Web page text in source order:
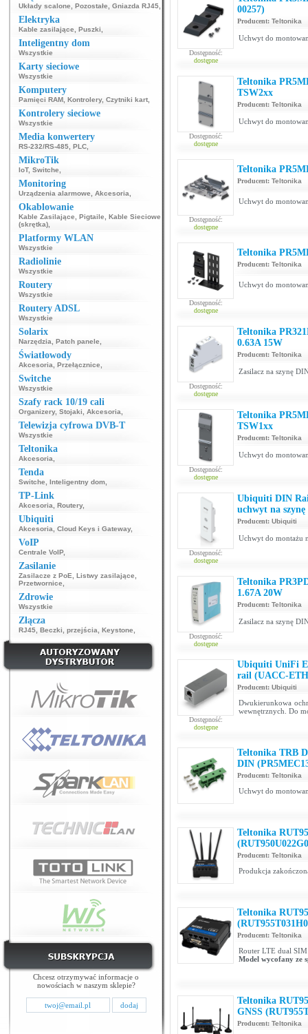
Układy scalone Pozostałe Gniazda RJ45
Elektryka
Kable zasilające Puszki
Inteligentny dom
Wszystkie
Karty sieciowe
Wszystkie
Komputery
Pamięci RAM Kontrolery, Czytniki kart
Kontrolery sieciowe
Wszystkie
Media konwertery
RS-232/RS-485 PLC
MikroTik
IoT, Switche
Monitoring
Urządzenia alarmowe Akcesoria
Okablowanie
Kable Zasilające Pigtaile
Kable Sieciowe
(skrętka)
Platformy WLAN
Wszystkie
Radiolinie
Wszystkie
Routery
Wszystkie
Routery ADSL
Wszystkie
Solarix
Narzędzia Patch panele
Światłowody
Akcesoria Przełącznice
Switche
Wszystkie
Szafy rack 10/19 cali
Organizery, Stojaki Akcesoria
Telewizja cyfrowa DVB-T
Wszystkie
Teltonika
Akcesoria
Tenda
Switche Inteligentny dom
TP-Link
Akcesoria Routery,
Ubiquiti
Akcesoria Cloud Keys i Gateway,
VoIP
Centrale VoIP,
Zasilanie
Zasilacze z PoE Listwy zasilające
Przetwornice
Zdrowie
Wszystkie
Złącza
RJ45 Beczki, przejścia Keystone
Chcesz otrzymywać informacje o
nowościach w naszym sklepie?
Dostępność:
dostępne
00257)
Producent: Teltonika
Uchwyt do
Dostępność:
dostępne
Teltonika
TSW2xx
Producent: Teltonika
Uchwyt do
Dostępność:
dostępne
Teltonika
Producent: Teltonika
Uchwyt do
Dostępność:
dostępne
Teltonika
Producent: Teltonika
Uchwyt do
Dostępność:
dostępne
Teltonika
0.63A 15W
Producent: Teltonika
Zasilacz na szynę
Dostępność:
dostępne
Teltonika
TSW1xx
Producent: Teltonika
Uchwyt do
Dostępność:
dostępne
Ubiquiti DIN
uchwyt na
Producent: Ubiquiti
Uchwyt do montażu
Dostępność:
dostępne
Teltonika
1.67A 20W
Producent: Teltonika
Zasilacz na szynę
Dostępność:
dostępne
Ubiquiti UniFi
rail (UACC-
Producent: Ubiquiti
Dwukierunkowa
wewnętrznych. Do
Teltonika TRB
DIN
Producent: Teltonika
Uchwyt do
Teltonika
Producent: Teltonika
Produkcja
Teltonika
Producent: Teltonika
Router LTE dual
Model wycofany ze
Teltonika
GNSS
Producent: Teltonika